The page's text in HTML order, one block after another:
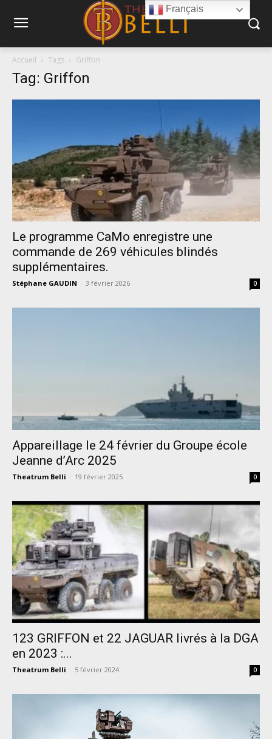
Accueil Tags Griffon
Tag: Griffon
Le programme CaMo enregistre une
commande de 269 véhicules blindés
supplémentaires.
Stéphane GAUDIN - 3 février 2026 0
Appareillage le 24 février du Groupe école
Jeanne d’Arc 2025
Theatrum Belli - 19 février 2025 0
123 GRIFFON et 22 JAGUAR livrés à la DGA
en 2023 :...
Theatrum Belli - 5 février 2024 0
Français